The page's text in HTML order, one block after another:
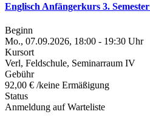
Englisch Anfängerkurs 3. Semester
Beginn
Mo., 07.09.2026, 18:00 - 19:30 Uhr
Kursort
Verl, Feldschule, Seminarraum IV
Gebühr
92,00 € /keine Ermäßigung
Status
Anmeldung auf Warteliste